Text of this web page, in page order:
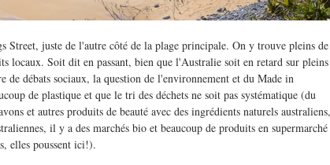
Street, juste de l'autre côté de la plage principale. On y trouve pleins de
locaux. Soit dit en passant, bien que l'Australie soit en retard sur pleins
de débats sociaux, la question de l'environnement et du Made in
de plastique et que le tri des déchets ne soit pas systématique (du
et autres produits de beauté avec des ingrédients naturels australiens,
il y a des marchés bio et beaucoup de produits en supermarché
elles poussent ici!).